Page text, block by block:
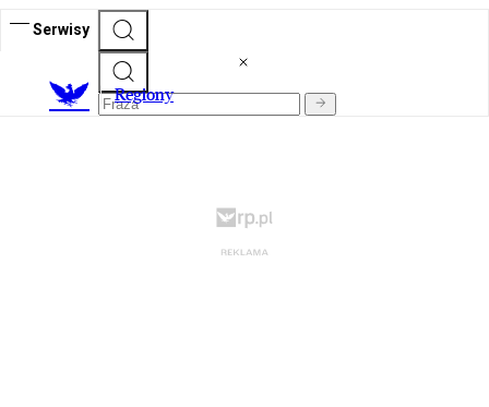
Serwisy
Regiony